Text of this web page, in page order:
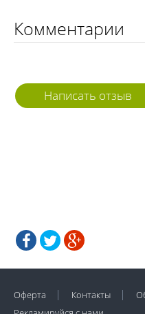
Комментарии
Написать отзыв
Оферта Контакты